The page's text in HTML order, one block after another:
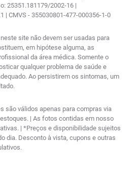
25351.181179/2002-16 |
| CMVS - 355030801-477-000356-1-0
site não devem ser usadas para
em hipótese alguma, as
da área médica. Somente o
qualquer problema de saúde e
Ao persistirem os sintomas, um
são válidos apenas para compras via
| As fotos contidas em nosso
| *Preços e disponibilidade sujeitos
dia. Desconto à vista, cupons e outras